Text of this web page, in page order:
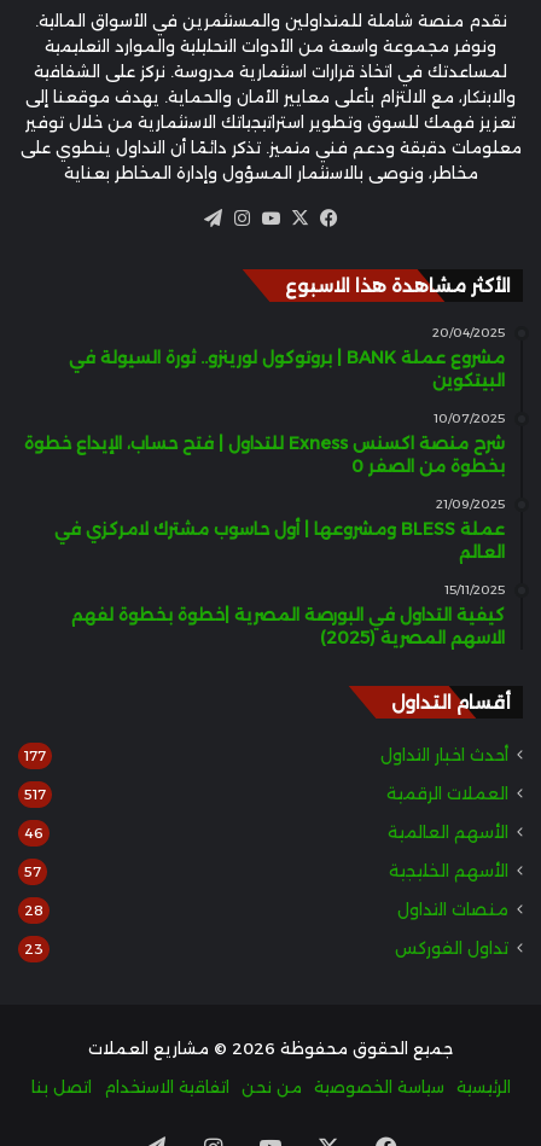
نقدم منصة شاملة للمتداولين والمستثمرين في الأسواق المالية.
ونوفر مجموعة واسعة من الأدوات التحليلية والموارد التعليمية
لمساعدتك في اتخاذ قرارات استثمارية مدروسة. نركز على الشفافية
والابتكار، مع الالتزام بأعلى معايير الأمان والحماية. يهدف موقعنا إلى
تعزيز فهمك للسوق وتطوير استراتيجياتك الاستثمارية من خلال توفير
معلومات دقيقة ودعم فني متميز. تذكر دائمًا أن التداول ينطوي على
مخاطر، ونوصي بالاستثمار المسؤول وإدارة المخاطر بعناية
فيسبوك
‫X
‫YouTube
انستقرام
الأكثر مشاهدة هذا الاسبوع
20/04/2025
مشروع عملة BANK | بروتوكول لورينزو.. ثورة السيولة في
البيتكوين
10/07/2025
شرح منصة اكسنس Exness للتداول | فتح حساب، الإيداع خطوة
بخطوة من الصفر 0
21/09/2025
عملة BLESS ومشروعها | أول حاسوب مشترك لامركزي في
العالم
15/11/2025
كيفية التداول في البورصة المصرية |خطوة بخطوة لفهم
الاسهم المصرية (2025)
أقسام التداول
أحدث اخبار التداول 177
العملات الرقمية 517
الأسهم العالمية 46
الأسهم الخليجية 57
منصات التداول 28
تداول الفوركس 23
جميع الحقوق محفوظة 2026 © مشاريع العملات
الرئيسية
سياسة الخصوصية من نحن اتفاقية الاستخدام اتصل بنا